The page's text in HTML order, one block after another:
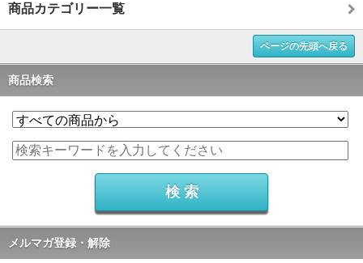
商品カテゴリー一覧
ページの先頭へ戻る
商品検索
メルマガ登録・解除